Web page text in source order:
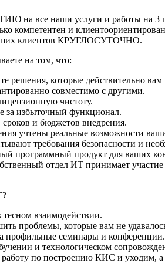
на все наши услуги и работы на 3
компетентен и
клиентов КРУГЛОСУТОЧНО.
на том, что:
решения, которые действительно
совместимо с другими.
чистоту.
за избыточный функционал.
и бюджетов внедрения.
учтены реальные возможности
требования безопасности и
программный продукт для ваших
отдел ИТ принимает участие
взаимодействии.
проблемы, которые вам не удавалось
профильные семинары и конференции.
и технологическом
по построению КИС и уходим,